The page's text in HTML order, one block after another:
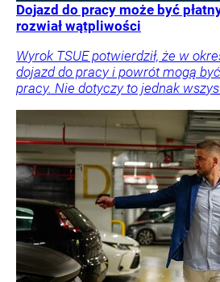
Dojazd do pracy może być
rozwiał wątpliwości
Wyrok TSUE potwierdził, że w
dojazd do pracy i powrót mogą
pracy. Nie dotyczy to jednak